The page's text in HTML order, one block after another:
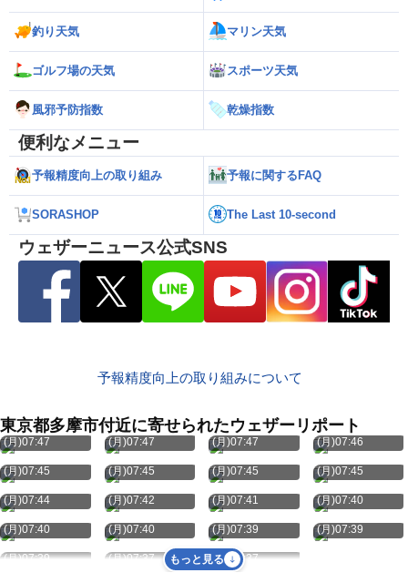
釣り天気 マリン天気
ゴルフ場の天気 スポーツ天気
風邪予防指数 乾燥指数
便利なメニュー
予報精度向上の取り組み 予報に関するFAQ
SORASHOP The Last 10-second
ウェザーニュース公式SNS
予報精度向上の取り組みについて
東京都多摩市付近に寄せられたウェザーリポート
8月10日
(月)07:47
8月10日
(月)07:47
8月10日
(月)07:47
8月10日
(月)07:46
8月10日
(月)07:45
8月10日
(月)07:45
8月10日
(月)07:45
8月10日
(月)07:45
8月10日
(月)07:44
8月10日
(月)07:42
8月10日
(月)07:41
8月10日
(月)07:40
8月10日
(月)07:40
8月10日
(月)07:40
8月10日
(月)07:39
8月10日
(月)07:39
8月10日
(月)07:39
8月10日
(月)07:37
8月10日
(月)07:37
もっと見る